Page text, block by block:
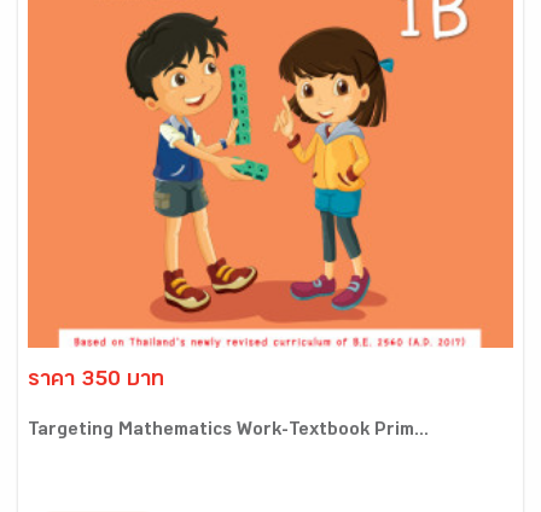
ราคา 350 บาท
Targeting Mathematics Work-Textbook Prim...